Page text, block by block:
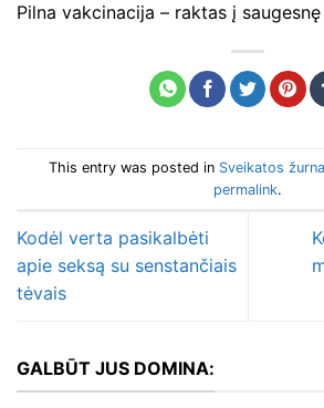
Pilna vakcinacija – raktas į
This entry was posted in Sveikatos
permalink.
Kodėl verta pasikalbėti
apie seksą su senstančiais
tėvais
GALBŪT JUS DOMINA: